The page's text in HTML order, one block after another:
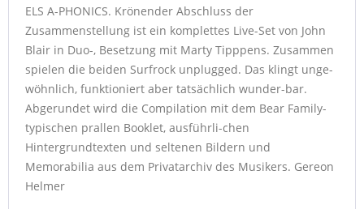
ELS A-PHONICS. Krönender Abschluss der
Zusammenstellung ist ein komplettes Live-Set von John
Blair in Duo-, Besetzung mit Marty Tipppens. Zusammen
spielen die beiden Surfrock unplugged. Das klingt unge-
wöhnlich, funktioniert aber tatsächlich wunder-bar.
Abgerundet wird die Compilation mit dem Bear Family-
typischen prallen Booklet, ausführli-chen
Hintergrundtexten und seltenen Bildern und
Memorabilia aus dem Privatarchiv des Musikers. Gereon
Helmer